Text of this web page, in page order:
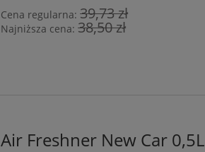
Cena regularna:39,73 zł
Najniższa cena:38,50 zł
Air Freshner New Car 0,5L